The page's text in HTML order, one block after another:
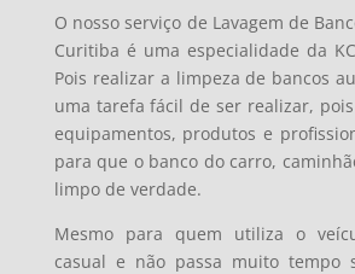
O nosso serviço de Lavagem de
Curitiba é uma especialidade da
Pois realizar a limpeza de bancos
uma tarefa fácil de ser realizar,
equipamentos, produtos e
para que o banco do carro,
limpo de verdade.
Mesmo para quem utiliza o
casual e não passa muito tempo